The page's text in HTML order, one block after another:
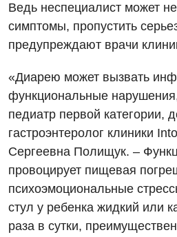
Ведь неспециалист может
симптомы, пропустить
предупреждают врачи
«Диарею может вызвать
функциональные
педиатр первой категории,
гастроэнтеролог клиники
Сергеевна Полищук. –
провоцирует пищевая
психоэмоциональные
стул у ребенка жидкий или
раза в сутки,